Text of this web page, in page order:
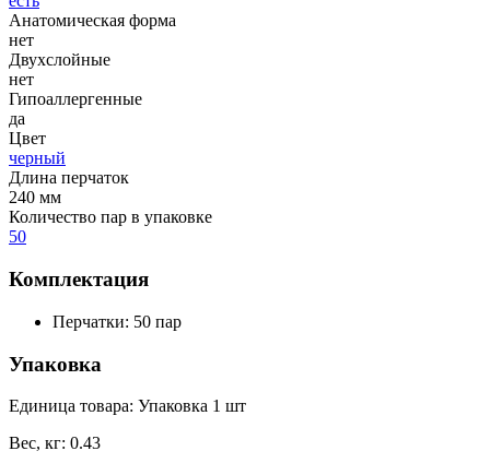
Анатомическая форма
нет
Двухслойные
нет
Гипоаллергенные
да
Цвет
черный
Длина перчаток
240 мм
Количество пар в упаковке
50
Комплектация
Перчатки: 50 пар
Упаковка
Единица товара: Упаковка 1 шт
Вес, кг: 0.43